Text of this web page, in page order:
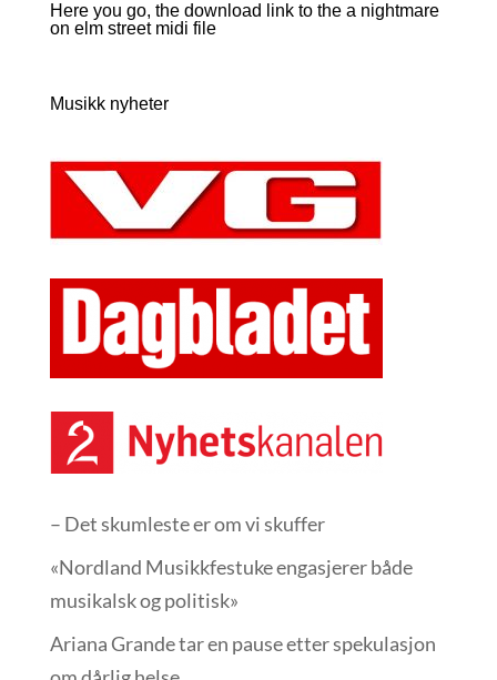
Here you go, the download link to the a nightmare
on elm street midi file
Musikk nyheter
– Det skumleste er om vi skuffer
«Nordland Musikkfest­uke engasjerer både
musikalsk og politisk»
Ariana Grande tar en pause etter spekulasjon